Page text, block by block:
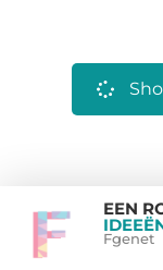
EEN
Fgenet